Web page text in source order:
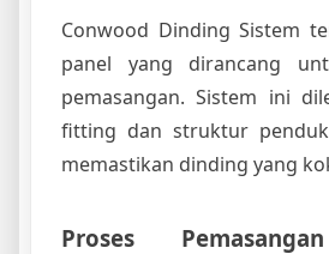
Conwood Dinding Sistem
panel yang dirancang
pemasangan. Sistem ini
fitting dan struktur
memastikan dinding yang
Proses